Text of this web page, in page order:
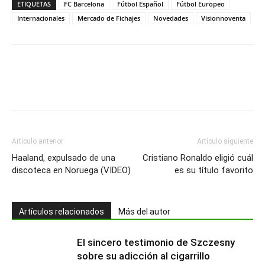
ETIQUETAS FC Barcelona Fútbol Español
Fútbol Europeo
Internacionales
Mercado de Fichajes Novedades Visionnoventa
Artículo anterior
Haaland, expulsado de una
discoteca en Noruega (VIDEO)
Artículo siguiente
Cristiano Ronaldo eligió cuál
es su título favorito
Artículos relacionados Más del autor
El sincero testimonio de Szczesny
sobre su adicción al cigarrillo